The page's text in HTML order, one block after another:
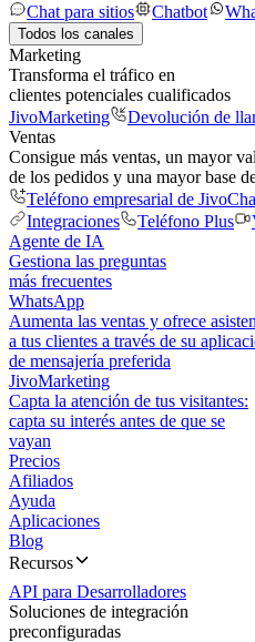
Chat para sitios
Chatbot
Todos los canales
Marketing
Transforma el tráfico en
clientes potenciales cualificados
JivoMarketing
Devolución de
Ventas
Consigue más ventas, un mayor
de los pedidos y una mayor base
Teléfono empresarial de
Integraciones
Teléfono Plus
Agente de IA
Gestiona las preguntas
más frecuentes
WhatsApp
Aumenta las ventas y ofrece
a tus clientes a través de su
de mensajería preferida
JivoMarketing
Capta la atención de tus visitantes:
capta su interés antes de que se
vayan
Precios
Afiliados
Ayuda
Aplicaciones
Blog
Recursos
API para Desarrolladores
Soluciones de integración
preconfiguradas